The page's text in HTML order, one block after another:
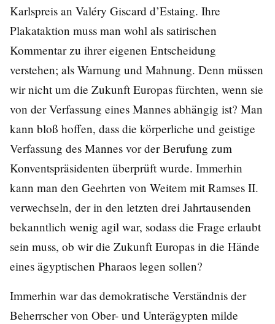
Karlspreis an Valéry Giscard d’Estaing. Ihre
Plakataktion muss man wohl als satirischen
Kommentar zu ihrer eigenen Entscheidung
verstehen; als Warnung und Mahnung. Denn müssen
wir nicht um die Zukunft Europas fürchten, wenn sie
von der Verfassung eines Mannes abhängig ist? Man
kann bloß hoffen, dass die körperliche und geistige
Verfassung des Mannes vor der Berufung zum
Konventspräsidenten überprüft wurde. Immerhin
kann man den Geehrten von Weitem mit Ramses II.
verwechseln, der in den letzten drei Jahrtausenden
bekanntlich wenig agil war, sodass die Frage erlaubt
sein muss, ob wir die Zukunft Europas in die Hände
eines ägyptischen Pharaos legen sollen?
Immerhin war das demokratische Verständnis der
Beherrscher von Ober- und Unterägypten milde